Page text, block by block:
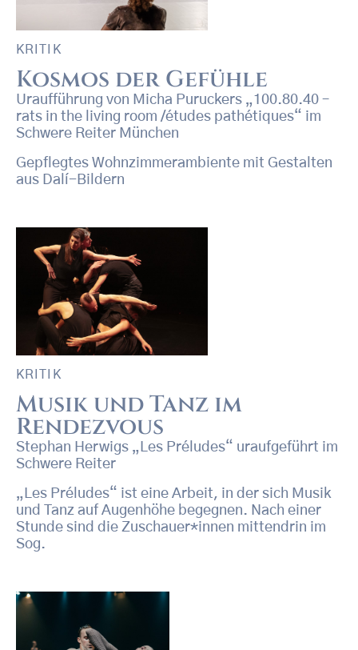
KRITIK
Kosmos der Gefühle
Uraufführung von Micha Puruckers „100.80.40 –
rats in the living room /études pathétiques“ im
Schwere Reiter München
Gepflegtes Wohnzimmerambiente mit Gestalten
aus Dalí-Bildern
KRITIK
Musik und Tanz im
Rendezvous
Stephan Herwigs „Les Préludes“ uraufgeführt im
Schwere Reiter
„Les Préludes“ ist eine Arbeit, in der sich Musik
und Tanz auf Augenhöhe begegnen. Nach einer
Stunde sind die Zuschauer*innen mittendrin im
Sog.